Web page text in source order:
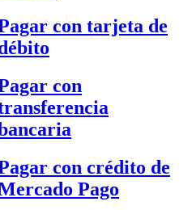
con tarjeta de
con
con crédito de
Pago